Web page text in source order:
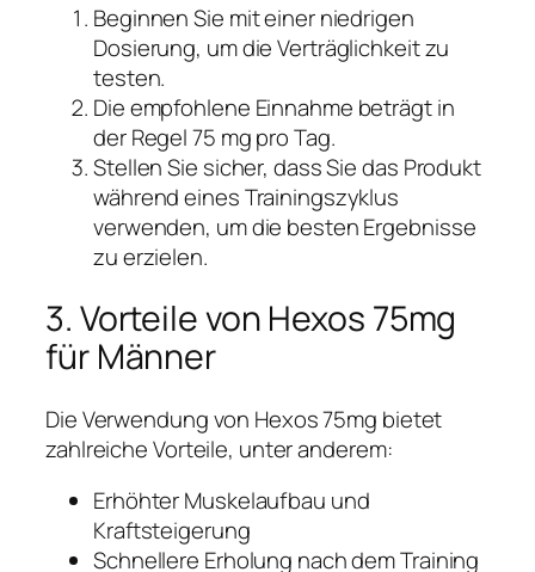
Beginnen Sie mit einer niedrigen
Dosierung, um die Verträglichkeit zu
testen.
Die empfohlene Einnahme beträgt in
der Regel 75 mg pro Tag.
Stellen Sie sicher, dass Sie das Produkt
während eines Trainingszyklus
verwenden, um die besten Ergebnisse
zu erzielen.
3. Vorteile von Hexos 75mg
für Männer
Die Verwendung von Hexos 75mg bietet
zahlreiche Vorteile, unter anderem:
Erhöhter Muskelaufbau und
Kraftsteigerung
Schnellere Erholung nach dem Training